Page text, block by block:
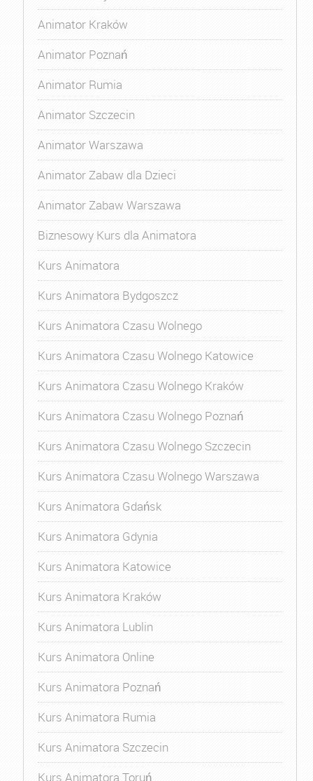
Animator Kraków
Animator Poznań
Animator Rumia
Animator Szczecin
Animator Warszawa
Animator Zabaw dla Dzieci
Animator Zabaw Warszawa
Biznesowy Kurs dla Animatora
Kurs Animatora
Kurs Animatora Bydgoszcz
Kurs Animatora Czasu Wolnego
Kurs Animatora Czasu Wolnego Katowice
Kurs Animatora Czasu Wolnego Kraków
Kurs Animatora Czasu Wolnego Poznań
Kurs Animatora Czasu Wolnego Szczecin
Kurs Animatora Czasu Wolnego Warszawa
Kurs Animatora Gdańsk
Kurs Animatora Gdynia
Kurs Animatora Katowice
Kurs Animatora Kraków
Kurs Animatora Lublin
Kurs Animatora Online
Kurs Animatora Poznań
Kurs Animatora Rumia
Kurs Animatora Szczecin
Kurs Animatora Toruń